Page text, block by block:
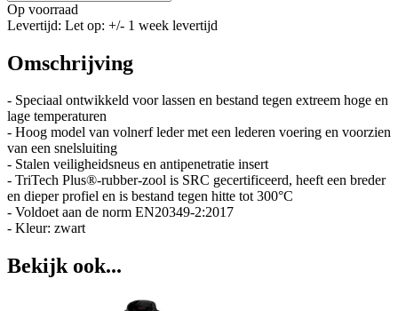
Op voorraad
Levertijd: Let op: +/- 1 week levertijd
Omschrijving
- Speciaal ontwikkeld voor lassen en bestand tegen extreem hoge en
lage temperaturen
- Hoog model van volnerf leder met een lederen voering en voorzien
van een snelsluiting
- Stalen veiligheidsneus en antipenetratie insert
- TriTech Plus®-rubber-zool is SRC gecertificeerd, heeft een breder
en dieper profiel en is bestand tegen hitte tot 300°C
- Voldoet aan de norm EN20349-2:2017
- Kleur: zwart
Bekijk ook...